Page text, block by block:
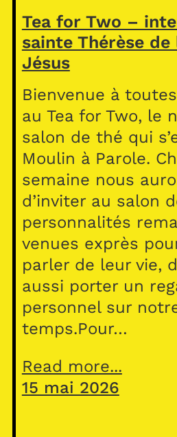
Tea for Two –
sainte Thérèse de
Jésus
Bienvenue à
au Tea for Two, le
salon de thé qui
Moulin à Parole.
semaine nous
d’inviter au salon
personnalités
venues exprès
parler de leur vie,
aussi porter un
personnel sur
temps.Pour…
Read more...
15 mai 2026